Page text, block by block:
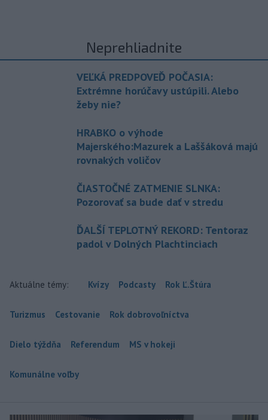
Neprehliadnite
VEĽKÁ PREDPOVEĎ POČASIA:
Extrémne horúčavy ustúpili. Alebo
žeby nie?
HRABKO o výhode
Majerského:Mazurek a Laššáková majú
rovnakých voličov
ČIASTOČNÉ ZATMENIE SLNKA:
Pozorovať sa bude dať v stredu
ĎALŠÍ TEPLOTNÝ REKORD: Tentoraz
padol v Dolných Plachtinciach
Aktuálne témy: Kvízy Podcasty Rok Ľ.Štúra
Turizmus Cestovanie Rok dobrovoľníctva
Dielo týždňa Referendum MS v hokeji
Komunálne voľby